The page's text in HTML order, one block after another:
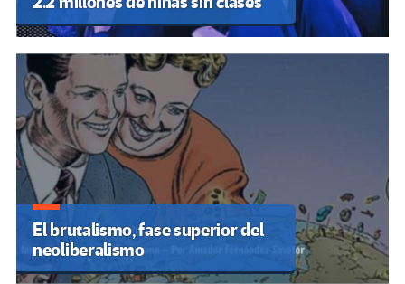
El brutalismo, fase superior del
neoliberalismo